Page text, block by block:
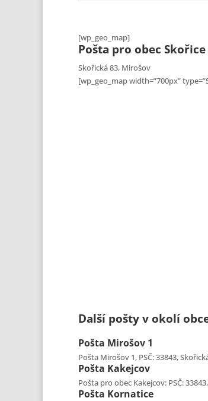
[wp_geo_map]
Pošta pro obec
Skořická 83, Mirošov
[wp_geo_map width=”700px”
Další pošty v okolí
Pošta Mirošov 1
Pošta Mirošov 1, PSČ: 33843,
Pošta Kakejcov
Pošta pro obec Kakejcov: PSČ:
Pošta Kornatice